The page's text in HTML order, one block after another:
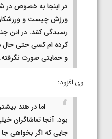
در اینجا به خصوص در
ورزش چیست و
رسیدگی کنند. در این
کرده ام کسی حتی حال
و حمایتی صورت نگرفته.
وی افزود:
اما در هند
بود. آنجا تماشاگران
جایی که اگر بخواهی